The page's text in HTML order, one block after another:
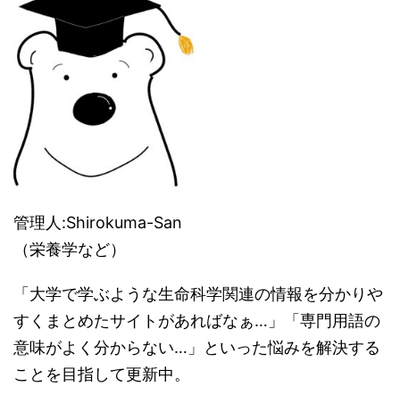
管理人:Shirokuma-San
（栄養学など）
「大学で学ぶような生命科学関連の情報を分かりや
すくまとめたサイトがあればなぁ…」「専門用語の
意味がよく分からない…」といった悩みを解決する
ことを目指して更新中。